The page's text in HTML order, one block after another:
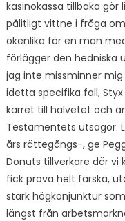
kasinokassa tillbaka
pålitligt vittne i fråga
ökenlika för en man
förlägger den hedniska
jag inte missminner
idetta specifika fall,
kärret till hälvetet och
Testamentets utsagor.
års rättegångs-, ge
Donuts tillverkare där vi
fick prova helt färska,
stark högkonjunktur
längst från